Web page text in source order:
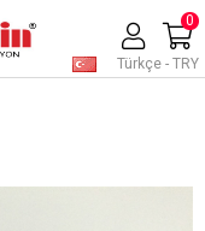
Türkçe - TRY
0